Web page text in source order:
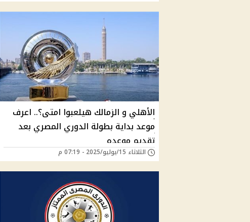
الأهلي و الزمالك هيلعبوا امتى؟.. اعرف
موعد بداية بطولة الدوري المصري بعد
تقديم موعده
الثلاثاء 15/يوليو/2025 - 07:19 م